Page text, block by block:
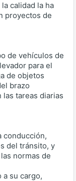
calidad la ha
proyectos de
de vehículos de
para el
de objetos
brazo
las tareas diarias
conducción,
del tránsito, y
normas de
a su cargo,